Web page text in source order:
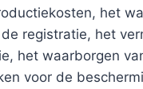
het
registratie, het
het waarborgen
voor de